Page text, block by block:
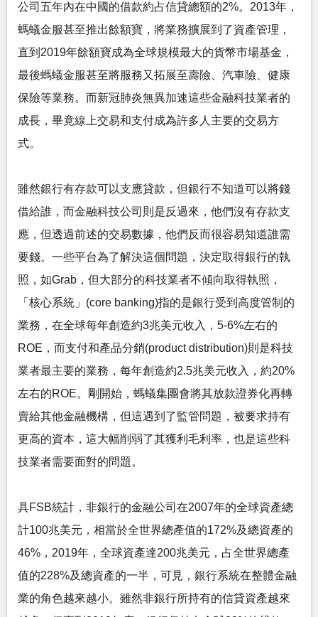
公司五年內在中國的借款約占信貸總額的2%。2013年，
螞蟻金服甚至推出餘額寶，將業務擴展到了資產管理，
直到2019年餘額寶成為全球規模最大的貨幣市場基金，
最後螞蟻金服甚至將服務又拓展至壽險、汽車險、健康
保險等業務。而新冠肺炎無異加速這些金融科技業者的
成長，畢竟線上交易和支付成為許多人主要的交易方
式。
雖然銀行有存款可以支應貸款，但銀行不知道可以將錢
借給誰，而金融科技公司則是反過來，他們沒有存款支
應，但透過前述的交易數據，他們反而很容易知道誰需
要錢。一些平台為了解決這個問題，決定取得銀行的執
照，如Grab，但大部分的科技業者不傾向取得執照，
「核心系統」(core banking)指的是銀行受到高度管制的
業務，在全球每年創造約3兆美元收入，5-6%左右的
ROE，而支付和產品分銷(product distribution)則是科技
業者最主要的業務，每年創造約2.5兆美元收入，約20%
左右的ROE。剛開始，螞蟻集團會將其放款證券化再轉
賣給其他金融機構，但這遇到了監管問題，被要求持有
更高的資本，這大幅削弱了其獲利毛利率，也是這些科
技業者需要面對的問題。
具FSB統計，非銀行的金融公司在2007年的全球資產總
計100兆美元，相當於全世界總產值的172%及總資產的
46%，2019年，全球資產達200兆美元，占全世界總產
值的228%及總資產的一半，可見，銀行系統在整體金融
業的角色越來越小。雖然非銀行所持有的信貸資產越來